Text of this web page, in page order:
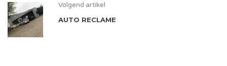
Volgend artikel
AUTO RECLAME